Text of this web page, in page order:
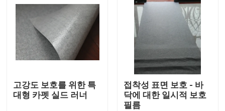
제품
우리 에 관한 것
품질 관리
고강도 보호를 위한 특
대형 카펫 실드 러너
접착성 표면 보호 - 바
닥에 대한 일시적 보호
필름